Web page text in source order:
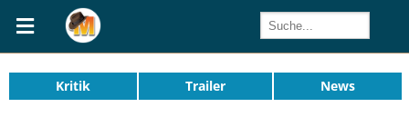
Kritik Trailer News